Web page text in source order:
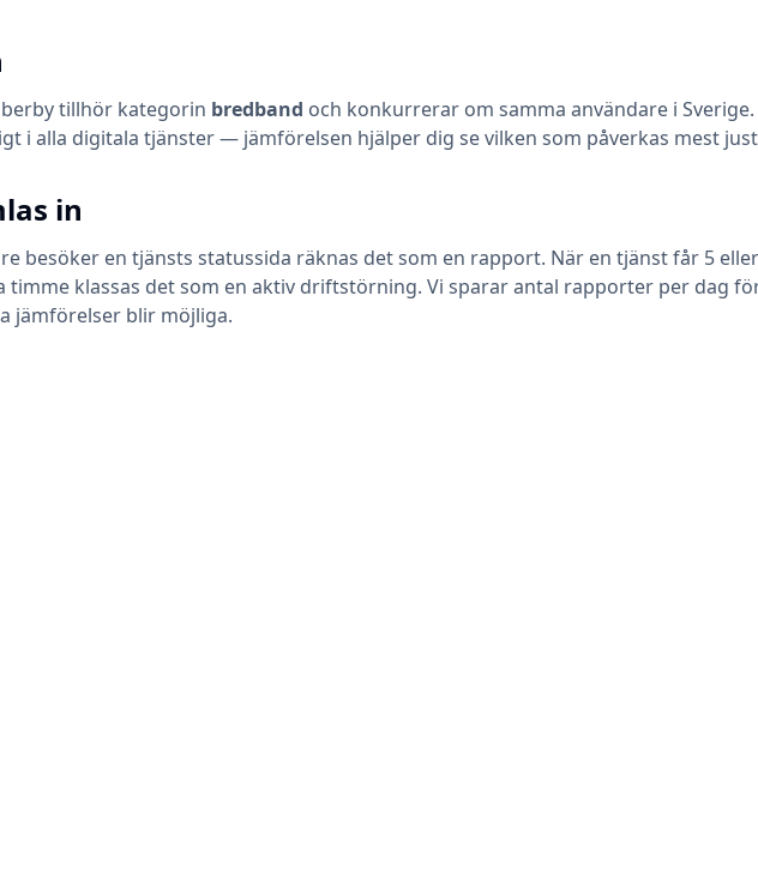
tillhör kategorin bredband och konkurrerar om samma användare i Sverige.
i alla digitala tjänster — jämförelsen hjälper dig se vilken som påverkas mest
in
besöker en tjänsts statussida räknas det som en rapport. När en tjänst får 5
timme klassas det som en aktiv driftstörning. Vi sparar antal rapporter per dag
jämförelser blir möjliga.